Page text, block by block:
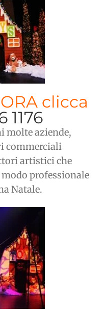
clicca
1176
molte aziende,
commerciali
artistici che
professionale
Natale.